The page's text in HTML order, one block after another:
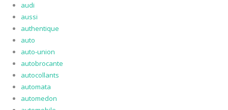
audi
aussi
authentique
auto
auto-union
autobrocante
autocollants
automata
automedon